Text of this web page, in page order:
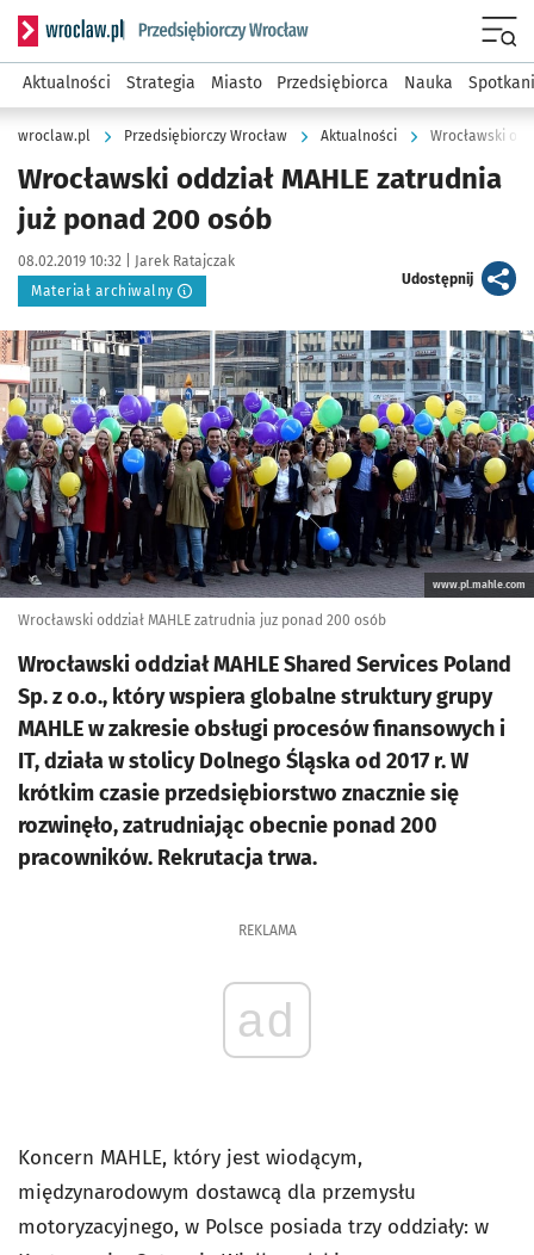
Serwis informacyjny wroclaw.pl podserwis: Strategia
Aktualności Strategia Miasto Przedsiębiorca Nauka
wroclaw.pl Przedsiębiorczy Wrocław Aktualności Wrocławski
Wrocławski oddział MAHLE zatrudnia
już ponad 200 osób
Data publikacji:
08.02.2019 10:32 | Autor:
Jarek Ratajczak
Materiał archiwalny
Udostępnijartykuł
Kliknij, aby powiększyć
www.pl.mahle.com
Wrocławski oddział MAHLE zatrudnia juz ponad 200 osób
Wrocławski oddział MAHLE Shared Services Poland
Sp. z o.o., który wspiera globalne struktury grupy
MAHLE w zakresie obsługi procesów finansowych i
IT, działa w stolicy Dolnego Śląska od 2017 r. W
krótkim czasie przedsiębiorstwo znacznie się
rozwinęło, zatrudniając obecnie ponad 200
pracowników. Rekrutacja trwa.
REKLAMA
ad
Koncern MAHLE, który jest wiodącym,
międzynarodowym dostawcą dla przemysłu
motoryzacyjnego, w Polsce posiada trzy oddziały: w